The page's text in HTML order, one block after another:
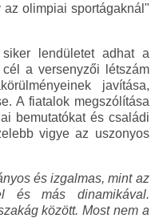
olimpiai sportágaknál"
lendületet adhat a
a versenyzői létszám
javítása,
A fiatalok megszólítása
bemutatókat és családi
vigye az uszonyos
és izgalmas, mint az
és más dinamikával.
között. Most nem a